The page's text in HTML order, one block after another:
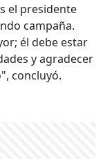
el presidente
campaña.
él debe estar
y agradecer
concluyó.